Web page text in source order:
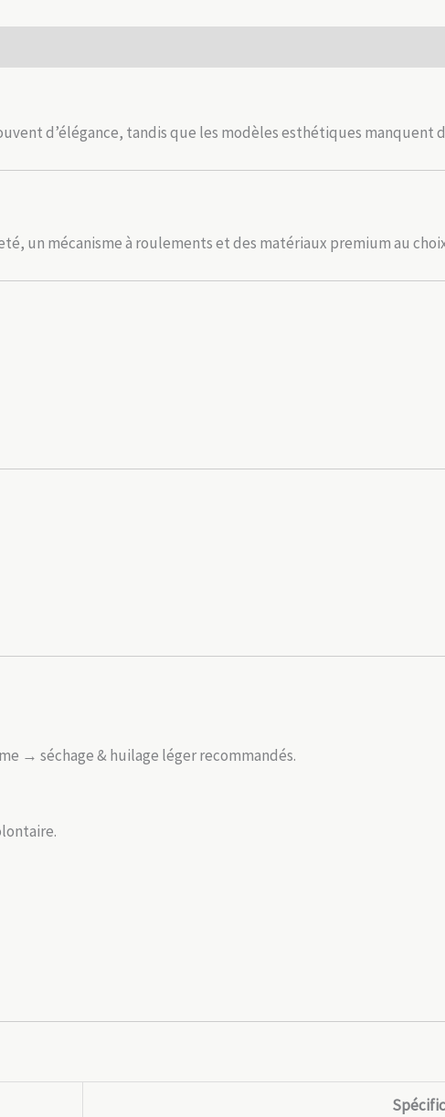
d’élégance, tandis que les modèles esthétiques manquent
un mécanisme à roulements et des matériaux premium au
→ séchage & huilage léger recommandés.